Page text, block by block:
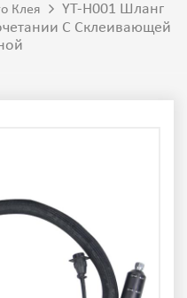
Клея
YT-H001 Шланг
С Склеивающей